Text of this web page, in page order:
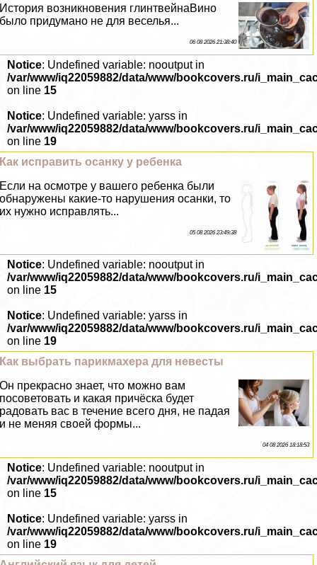
История возникновения глинтвейнаВино
было придумано не для веселья...
06 08 2026 21:38:40
Notice: Undefined variable: nooutput in
/var/www/iq22059882/data/www/bookcovers.ru/
on line 15
Notice: Undefined variable: yarss in
/var/www/iq22059882/data/www/bookcovers.ru/
on line 19
Как исправить осанку у ребенка
Если на осмотре у вашего ребенка были
обнаружены какие-то нарушения осанки, то
их нужно исправлять...
05 08 2026 23:49:38
Notice: Undefined variable: nooutput in
/var/www/iq22059882/data/www/bookcovers.ru/
on line 15
Notice: Undefined variable: yarss in
/var/www/iq22059882/data/www/bookcovers.ru/
on line 19
Как выбрать парикмахера для невесты
Он прекрасно знает, что можно вам
посоветовать и какая причёска будет
радовать вас в течение всего дня, не падая
и не меняя своей формы...
04 08 2026 18:18:53
Notice: Undefined variable: nooutput in
/var/www/iq22059882/data/www/bookcovers.ru/
on line 15
Notice: Undefined variable: yarss in
/var/www/iq22059882/data/www/bookcovers.ru/
on line 19